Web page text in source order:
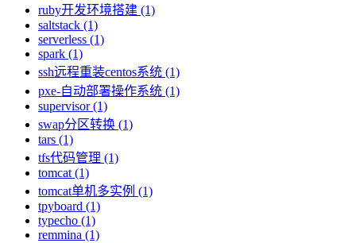
ruby开发环境搭建 (1)
saltstack (1)
serverless (1)
spark (1)
ssh远程重装centos系统 (1)
pxe-自动部署操作系统 (1)
supervisor (1)
swap分区转换 (1)
tars (1)
tfs代码管理 (1)
tomcat (1)
tomcat单机多实例 (1)
tpyboard (1)
typecho (1)
remmina (1)